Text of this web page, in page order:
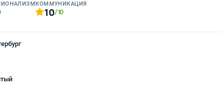
КОММУНИКАЦИЯ
10/10